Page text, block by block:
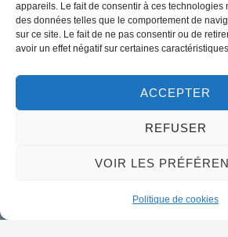
appareils. Le fait de consentir à ces technologies
des données telles que le comportement de
sur ce site. Le fait de ne pas consentir ou de
avoir un effet négatif sur certaines
ACCEPTER
REFUSER
VOIR LES
Politique de cookies
02 38 46 94
mairie@meung-sur-
Mardi :14h00 à
Mercredi à
9h00 à 12h30 & 14h00 à